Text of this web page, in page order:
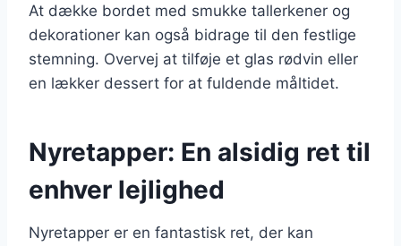
At dække bordet med smukke tallerkener og
dekorationer kan også bidrage til den festlige
stemning. Overvej at tilføje et glas rødvin eller
en lækker dessert for at fuldende måltidet.
Nyretapper: En alsidig ret til
enhver lejlighed
Nyretapper er en fantastisk ret, der kan